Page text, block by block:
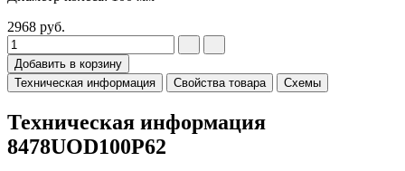
2968 руб.
Добавить в корзину
Техническая информация
Свойства товара Схемы
Техническая информация
8478UOD100P62